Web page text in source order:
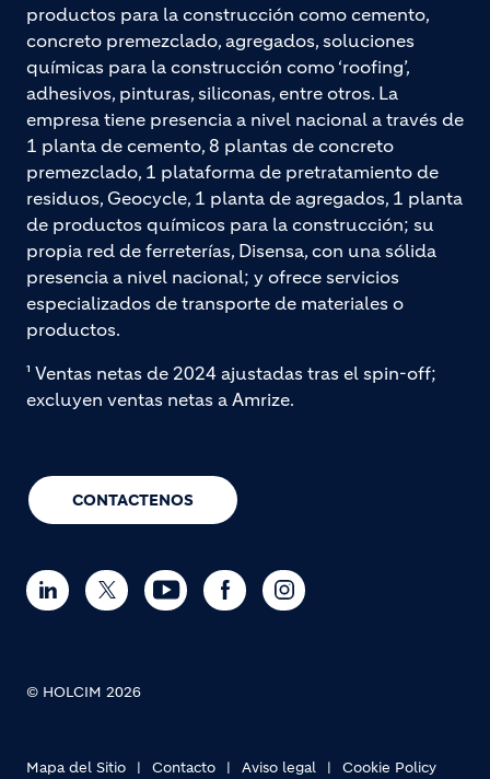
CONTACTENOS
productos para la construcción como cemento,
concreto premezclado, agregados, soluciones
químicas para la construcción como ‘roofing’,
adhesivos, pinturas, siliconas, entre otros. La
empresa tiene presencia a nivel nacional a través de
1 planta de cemento, 8 plantas de concreto
premezclado, 1 plataforma de pretratamiento de
residuos, Geocycle, 1 planta de agregados, 1 planta
de productos químicos para la construcción; su
propia red de ferreterías, Disensa, con una sólida
presencia a nivel nacional; y ofrece servicios
especializados de transporte de materiales o
productos.
¹ Ventas netas de 2024 ajustadas tras el spin-off;
excluyen ventas netas a Amrize.
© HOLCIM 2026
Mapa del Sitio Contacto Aviso legal Cookie Policy